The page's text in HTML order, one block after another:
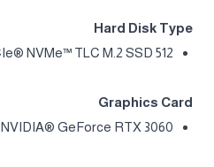
Hard Disk Type
512 GB PCIe® NVMe™ TLC M.2 SSD
Graphics Card
NVIDIA® GeForce RTX 3060